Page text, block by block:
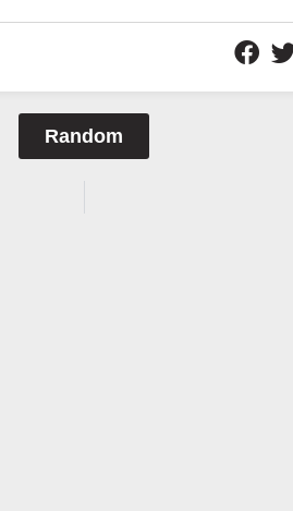
Random